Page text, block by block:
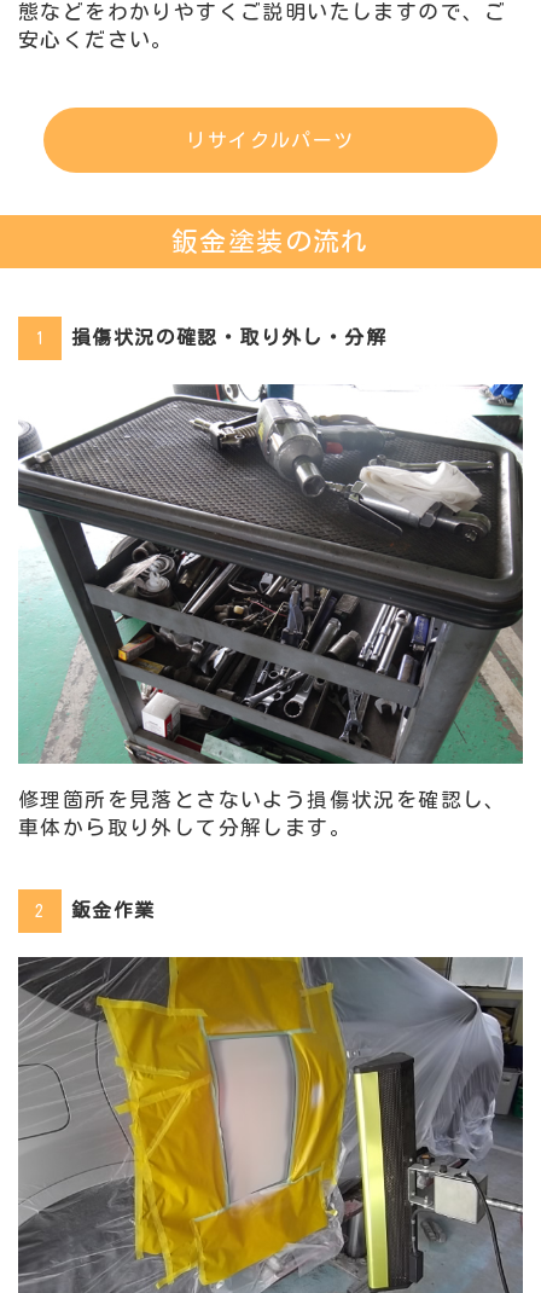
態などをわかりやすくご説明いたしますので、ご
安心ください。
リサイクルパーツ
鈑金塗装の流れ
1 損傷状況の確認・取り外し・分解
修理箇所を見落とさないよう損傷状況を確認し、
車体から取り外して分解します。
2 鈑金作業